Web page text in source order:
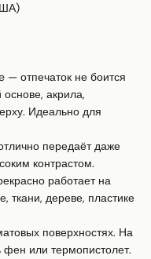
— отпечаток не боится
акрила,
Идеально для
передаёт даже
контрастом.
работает на
ткани, дереве, пластике
поверхностях. На
фен или термопистолет.